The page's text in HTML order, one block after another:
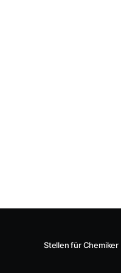
Stellen für Chemiker